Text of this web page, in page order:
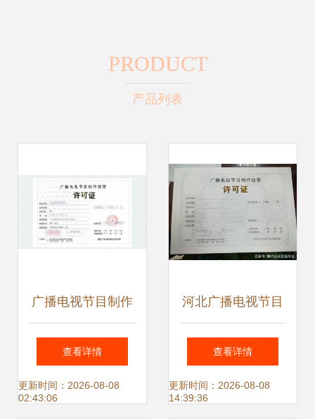
PRODUCT
产品列表
广播电视节目制作
经营许可证 行业准
入与申请指南
查看详情
更新时间：2026-08-08
02:43:06
河北广播电视节目
制作经营许可证办
理全流程解析
查看详情
更新时间：2026-08-08
14:39:36